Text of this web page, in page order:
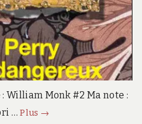
William Monk #2 Ma note :
…Plus Un
→